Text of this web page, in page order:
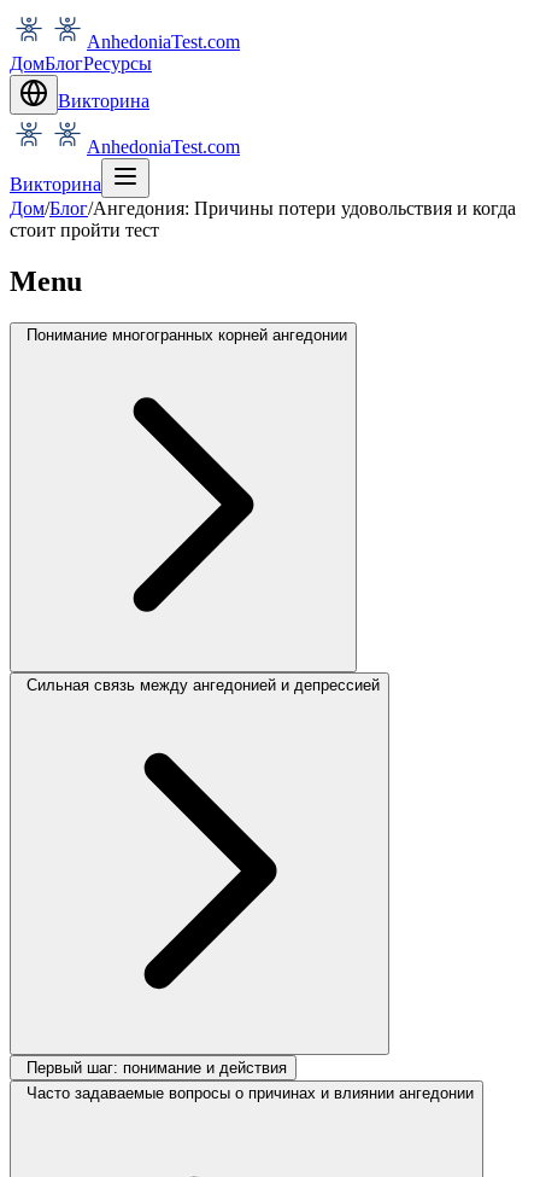
AnhedoniaTest.com
ДомБлогРесурсы
Викторина
AnhedoniaTest.com
Викторина
Дом/Блог/Ангедония: Причины потери удовольствия и когда
стоит пройти тест
Menu
Понимание многогранных корней ангедонии
Сильная связь между ангедонией и депрессией
Первый шаг: понимание и действия
Часто задаваемые вопросы о причинах и влиянии ангедонии